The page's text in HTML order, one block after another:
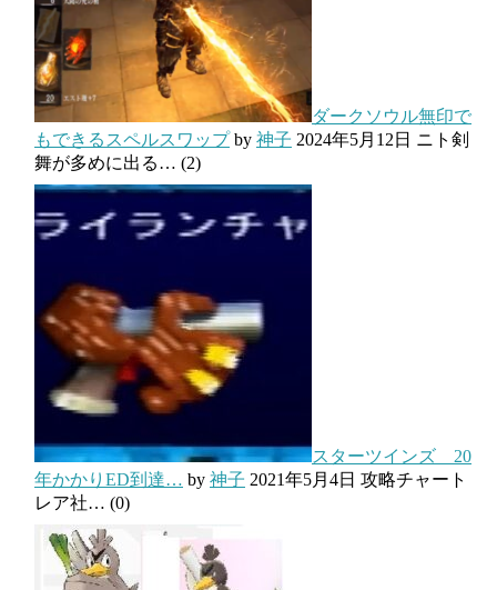
ダークソウル無印で
もできるスペルスワップby 神子 2024年5月12日 ニト剣
舞が多めに出る… (2)
スターツインズ 20
年かかりED到達… by 神子 2021年5月4日 攻略チャート
レア社… (0)